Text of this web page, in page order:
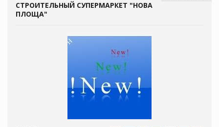
СТРОИТЕЛЬНЫЙ СУПЕРМАРКЕТ "НОВА
ПЛОЩА"